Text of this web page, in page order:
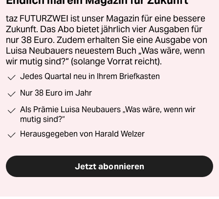
taz FUTURZWEI ist unser Magazin für eine bessere
Zukunft. Das Abo bietet jährlich vier Ausgaben für
nur 38 Euro. Zudem erhalten Sie eine Ausgabe von
Luisa Neubauers neuestem Buch „Was wäre, wenn
wir mutig sind?“ (solange Vorrat reicht).
Jedes Quartal neu in Ihrem Briefkasten
Nur 38 Euro im Jahr
Als Prämie Luisa Neubauers „Was wäre, wenn wir
mutig sind?“
Herausgegeben von Harald Welzer
Jetzt abonnieren